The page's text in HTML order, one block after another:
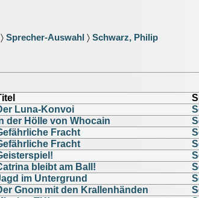
〉 Sprecher-Auswahl 〉 Schwarz, Philip
Luna-Konvoi
der Hölle von Whocain
Fracht
Fracht
bleibt am Ball!
im Untergrund
Gnom mit den Krallenhänden